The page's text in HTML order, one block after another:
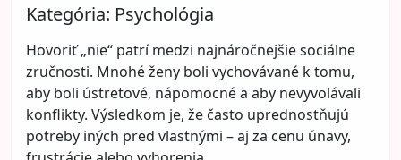
Kategória: Psychológia
Hovoriť „nie“ patrí medzi najnáročnejšie sociálne
zručnosti. Mnohé ženy boli vychovávané k tomu,
aby boli ústretové, nápomocné a aby nevyvolávali
konflikty. Výsledkom je, že často uprednostňujú
potreby iných pred vlastnými – aj za cenu únavy,